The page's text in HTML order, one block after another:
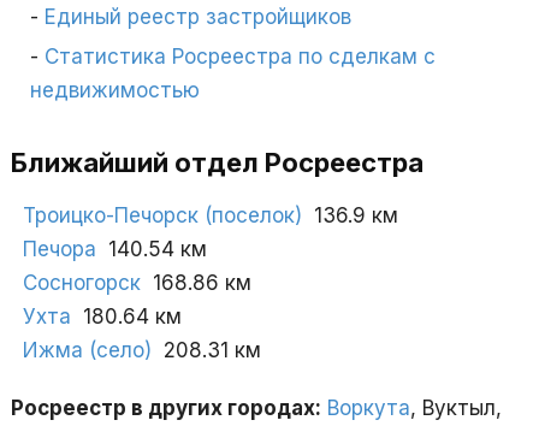
Единый реестр застройщиков
Статистика Росреестра по сделкам с
недвижимостью
Ближайший отдел Росреестра
Троицко-Печорск (поселок) 136.9 км
Печора 140.54 км
Сосногорск 168.86 км
Ухта 180.64 км
Ижма (село) 208.31 км
Росреестр в других городах: Воркута, Вуктыл,